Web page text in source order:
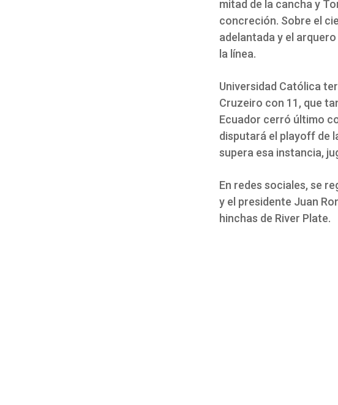
mitad de la cancha y
concreción. Sobre el
adelantada y el
la línea.
Universidad Católica
Cruzeiro con 11, que
Ecuador cerró último
disputará el playoff de
supera esa instancia,
En redes sociales, se
y el presidente Juan
hinchas de River Plate.